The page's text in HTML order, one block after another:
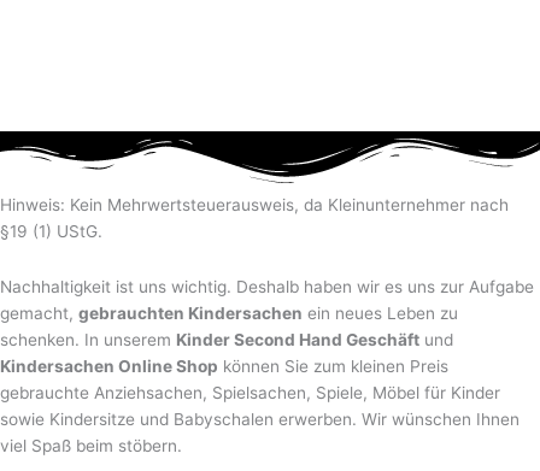
Hinweis: Kein Mehrwertsteuerausweis, da Kleinunternehmer nach
§19 (1) UStG.
Nachhaltigkeit ist uns wichtig. Deshalb haben wir es uns zur Aufgabe
gemacht, gebrauchten Kindersachen ein neues Leben zu
schenken. In unserem Kinder Second Hand Geschäft und
Kindersachen Online Shop können Sie zum kleinen Preis
gebrauchte Anziehsachen, Spiel­sachen, Spiele, Möbel für Kinder
sowie Kindersitze und Babyschalen erwerben. Wir wünschen Ihnen
viel Spaß beim stöbern.